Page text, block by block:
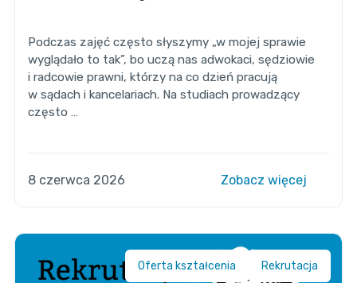
Podczas zajęć często słyszymy „w mojej sprawie
wyglądało to tak”, bo uczą nas adwokaci, sędziowie
i radcowie prawni, którzy na co dzień pracują
w sądach i kancelariach. Na studiach prowadzący
często …
8 czerwca 2026 Zobacz więcej
Oferta kształcenia Rekrutacja